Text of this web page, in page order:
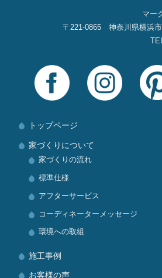
マー
〒221-0865 神奈川県横浜市
トップページ
家づくりについて
家づくりの流れ
標準仕様
アフターサービス
コーディネーターメッセージ
環境への取組
施工事例
お客様の声